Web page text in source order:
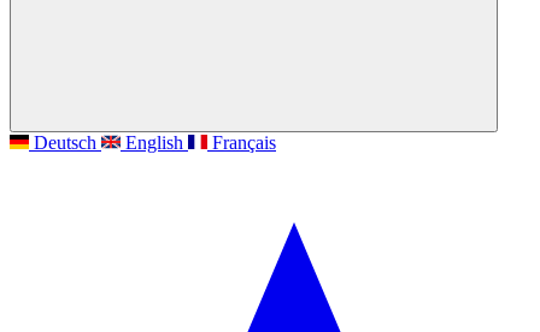
Deutsch English Français